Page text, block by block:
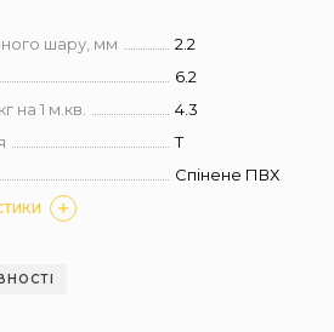
шару, мм
2.2
6.2
на 1 м.кв.
4.3
T
Спінене ПВХ